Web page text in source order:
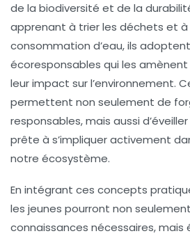
de la biodiversité et de la
apprenant à trier les déchets et à
consommation d’eau, ils
écoresponsables qui les
leur impact sur l’environnement.
permettent non seulement de
responsables, mais aussi
prête à s’impliquer activement
notre écosystème.
En intégrant ces concepts
les jeunes pourront non
connaissances nécessaires, mais